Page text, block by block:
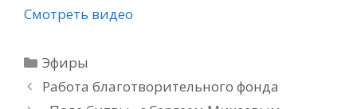
Смотреть видео
Рубрики
Эфиры
Работа благотворительного фонда